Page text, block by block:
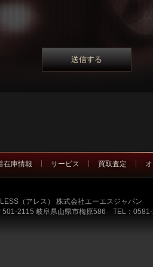
在庫情報 サービス 買取査定
（アレス） 株式会社エーエスジャパン
501-2115 岐阜県山県市梅原586 TEL：